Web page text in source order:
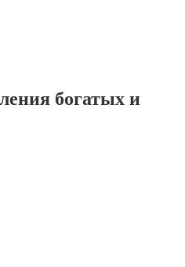
богатых и